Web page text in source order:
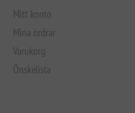
Mitt konto
Mina ordrar
Varukorg
Önskelista